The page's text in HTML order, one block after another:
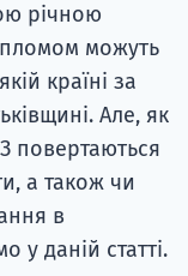
річною
можуть
країні за
Але, як
повертаються
а також чи
в
у даній статті.